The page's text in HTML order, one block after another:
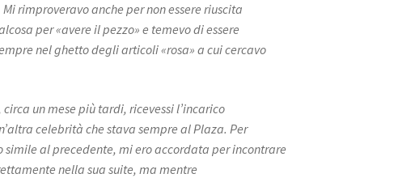
rimproveravo anche per non essere riuscita
per «avere il pezzo» e temevo di essere
nel ghetto degli articoli «rosa» a cui cercavo
circa un mese più tardi, ricevessi l’incarico
celebrità che stava sempre al Plaza. Per
simile al precedente, mi ero accordata per incontrare
nella sua suite, ma mentre